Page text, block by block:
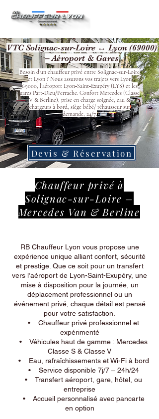
VTC Solignac-sur-Loire ↔ Lyon (69000)
– Aéroport & Gares
Besoin d’un chauffeur privé entre Solignac-sur-Loire
et Lyon ? Nous assurons vos trajets vers Lyon
69000, l’aéroport Lyon‑Saint‑Exupéry (LYS) et les
gares Part‑Dieu/Perrache. Confort Mercedes (Classe
V & Berline), prise en charge soignée, eau &
chargeurs à bord, siège bébé/ réhausseur sur
demande, 24/7.
Devis & Réservation
Chauffeur privé à
Solignac-sur-Loire –
Mercedes Van & Berline
RB Chauffeur Lyon vous propose une
expérience unique alliant confort, sécurité
et prestige. Que ce soit pour un transfert
vers l’aéroport de Lyon-Saint-Exupéry, une
mise à disposition pour la journée, un
déplacement professionnel ou un
événement privé, chaque détail est pensé
pour votre satisfaction.
• Chauffeur privé professionnel et
expérimenté
• Véhicules haut de gamme : Mercedes
Classe S & Classe V
• Eau, rafraîchissements et Wi-Fi à bord
• Service disponible 7j/7 – 24h/24
• Transfert aéroport, gare, hôtel, ou
entreprise
• Accueil personnalisé avec pancarte
en option